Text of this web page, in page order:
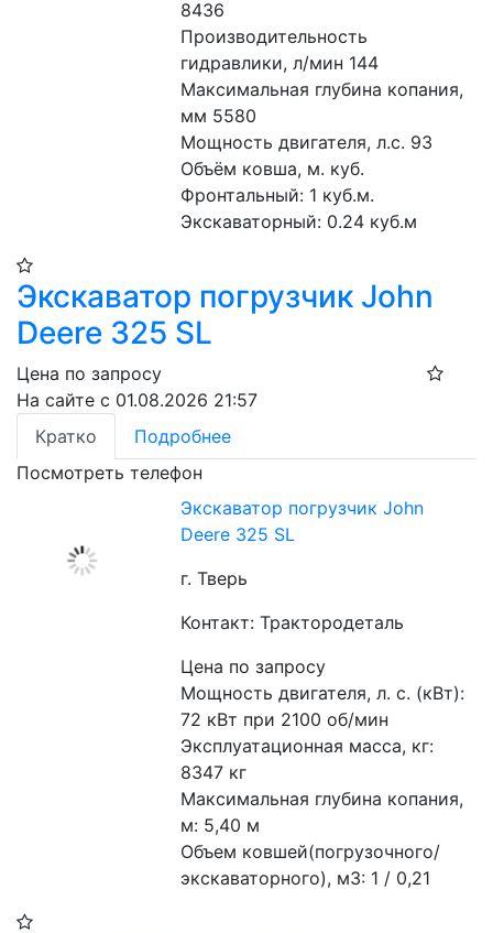
8436
Производительность
гидравлики, л/мин 144
Максимальная глубина копания,
мм 5580
Мощность двигателя, л.с. 93
Объём ковша, м. куб.
Фронтальный: 1 куб.м.
Экскаваторный: 0.24 куб.м
Экскаватор погрузчик John
Deere 325 SL
Цена по запросу
На сайте с 01.08.2026 21:57
Кратко
Подробнее
Посмотреть телефон
Экскаватор погрузчик John
Deere 325 SL
г. Тверь
Контакт: Трактородеталь
Цена по запросу
Мощность двигателя, л. с. (кВт):
72 кВт при 2100 об/мин
Эксплуатационная масса, кг:
8347 кг
Максимальная глубина копания,
м: 5,40 м
Объем ковшей(погрузочного/
экскаваторного), м3: 1 / 0,21